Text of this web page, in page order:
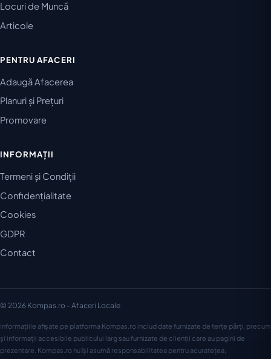
Locuri de Muncă
Articole
PENTRU AFACERI
Adaugă Afacerea
Planuri și Prețuri
Promovare
INFORMAȚII
Termeni și Condiții
Confidențialitate
Cookies
GDPR
Contact
© 2026 Kompas.ro - Afaceri Locale
Informațiile afișate pe platforma Kompas.ro includ date furnizate de terțe părți, precum
și informații accesibile publicului larg sau furnizate de clienții care au pagini de
prezentare. Kompas.ro nu își asumă responsabilitatea pentru acuratețea,